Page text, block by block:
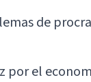
de
por el